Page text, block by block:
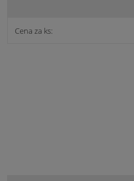
Cena za ks: